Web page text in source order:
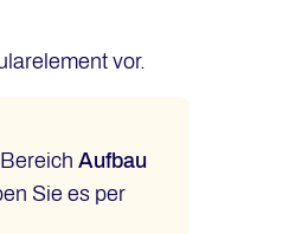
vor.
BereichAufbau
Sie es per